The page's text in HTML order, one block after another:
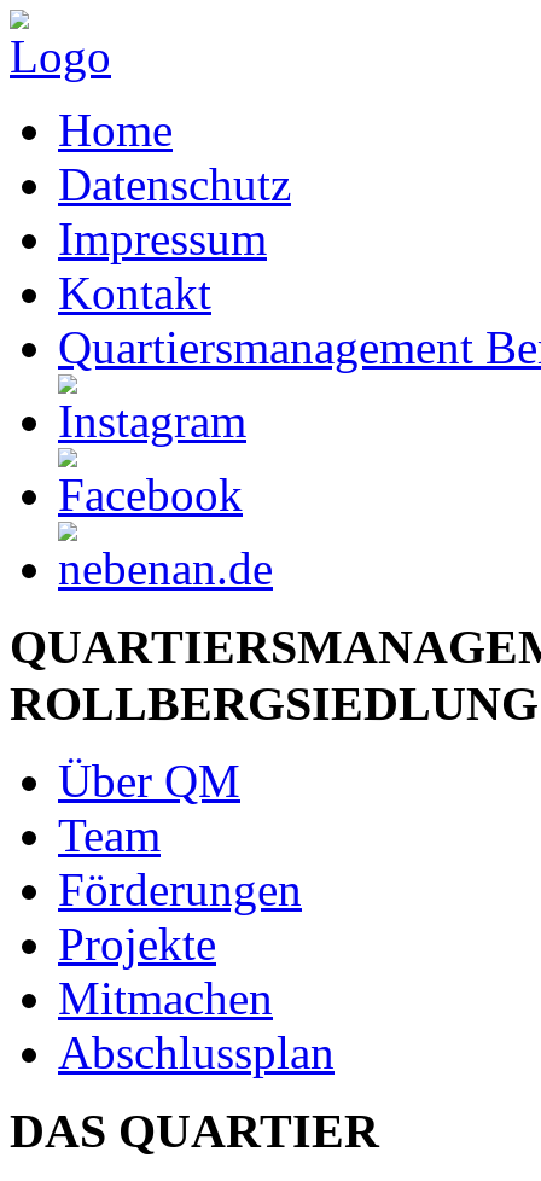
Home
Datenschutz
Impressum
Kontakt
Quartiersmanagement
ROLLBERGSIEDLUNG
Über QM
Team
Förderungen
Projekte
Mitmachen
Abschlussplan
DAS QUARTIER